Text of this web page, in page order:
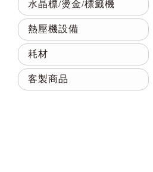
水晶標/燙金/標籤機
熱壓機設備
耗材
客製商品